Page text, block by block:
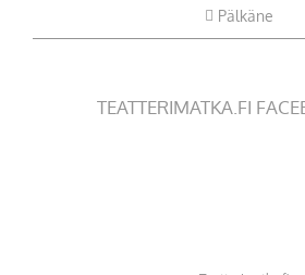
Pälkäne
TEATTERIMATKA.FI